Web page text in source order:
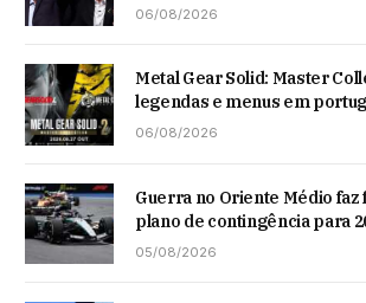
06/08/2026
Metal Gear Solid: Master
legendas e menus em
06/08/2026
Guerra no Oriente Médio
plano de contingência para
05/08/2026